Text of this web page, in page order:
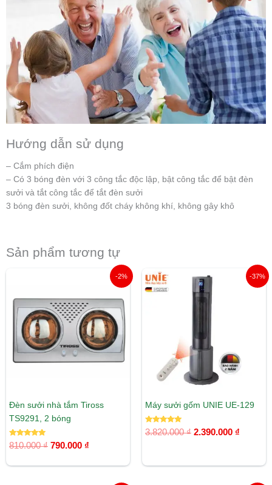
Hướng dẫn sử dụng
– Cắm phích điện
– Có 3 bóng đèn với 3 công tắc độc lập, bật công tắc để bật đèn
sưởi và tắt công tắc để tắt đèn sưởi
3 bóng đèn sưởi, không đốt cháy không khí, không gây khô
Sản phẩm tương tự
-2%
Đèn sưởi nhà tắm Tiross
TS9291, 2 bóng
Được xếp
hạng
810.000₫
810.000 ₫.
790.000 ₫
là:
790.000 ₫.
-37%
Máy sưởi gốm UNIE UE-129
Được xếp
hạng
3.820.000₫
Giá
gốc
là:
3.820.000 ₫.
2.390.000 ₫
Giá
hiện